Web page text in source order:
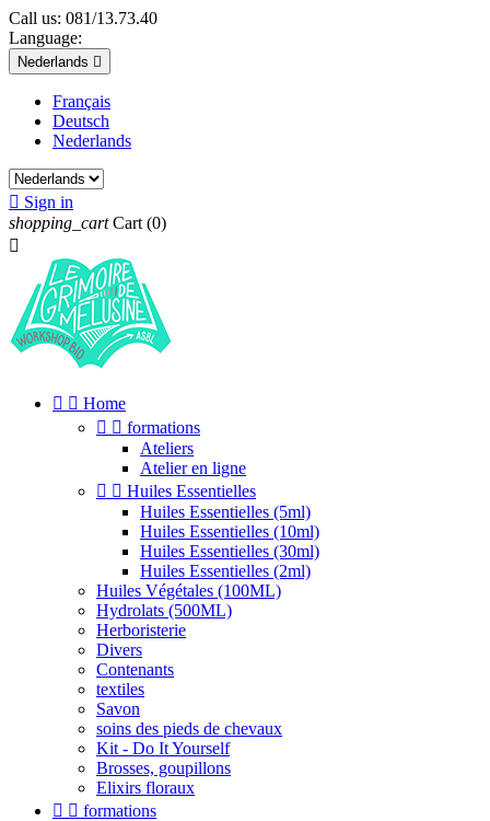
Call us: 081/13.73.40
Language:
Nederlands 
Français
Deutsch
Nederlands
 Sign in
shopping_cart Cart (0)

  Home
  formations
Ateliers
Atelier en ligne
  Huiles Essentielles
Huiles Essentielles (5ml)
Huiles Essentielles (10ml)
Huiles Essentielles (30ml)
Huiles Essentielles (2ml)
Huiles Végétales (100ML)
Hydrolats (500ML)
Herboristerie
Divers
Contenants
textiles
Savon
soins des pieds de chevaux
Kit - Do It Yourself
Brosses, goupillons
Elixirs floraux
  formations